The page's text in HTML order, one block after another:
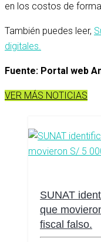
en los costos de
También puedes leer,
digitales.
Fuente: Portal web
VER MÁS NOTICIAS
SUNAT
que
fiscal falso.